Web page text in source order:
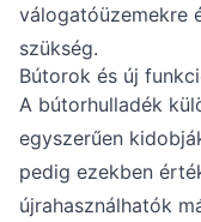
válogatóüzemekre
szükség.
Bútorok és új
A bútorhulladék
egyszerűen
pedig ezekben
újrahasználhatók